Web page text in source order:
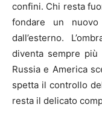
confini. Chi resta
fondare un
dall’esterno.
diventa sempre
Russia e America
spetta il controllo
resta il delicato